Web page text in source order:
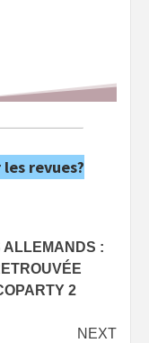
revues?
ALLEMANDS :
2
NEXT